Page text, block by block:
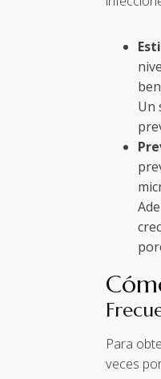
Un
Para
veces